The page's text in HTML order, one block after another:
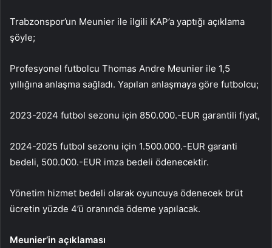
Trabzonspor’un Meunier ile ilgili KAP’a yaptığı açıklama
şöyle;
Profesyonel futbolcu Thomas Andre Meunier ile 1,5
yıllığına anlaşma sağladı. Yapılan anlaşmaya göre futbolcu;
2023-2024 futbol sezonu için 850.000.-EUR garantili fiyat,
2024-2025 futbol sezonu için 1.500.000.-EUR garanti
bedeli, 500.000.-EUR imza bedeli ödenecektir.
Yönetim hizmet bedeli olarak oyuncuya ödenecek brüt
ücretin yüzde 4’ü oranında ödeme yapılacak.
Meunier’in açıklaması